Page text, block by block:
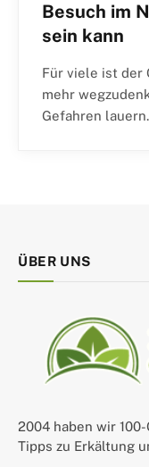
Besuch im
sein kann
Für viele ist der
mehr
Gefahren
ÜBER UNS
2004 haben wir
Tipps zu Erkältung